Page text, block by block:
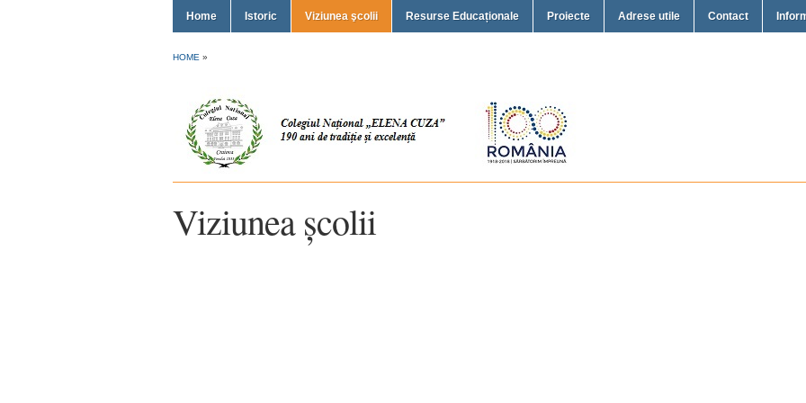
Home Istoric Viziunea şcolii Resurse Educaționale Proiecte Adrese utile Contact
HOME »
Viziunea școlii